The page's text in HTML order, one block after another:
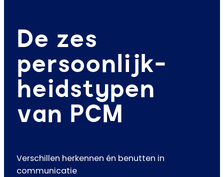
De zes
persoonlijk-
heidstypen
van PCM
Verschillen herkennen én benutten in
communicatie